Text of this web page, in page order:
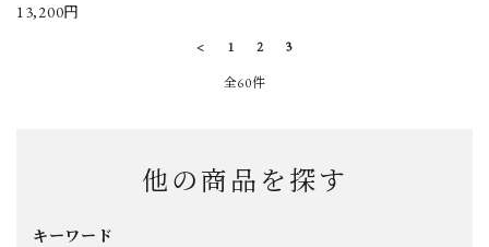
13,200円
< 1 2 3
全60件
他の商品を探す
キーワード